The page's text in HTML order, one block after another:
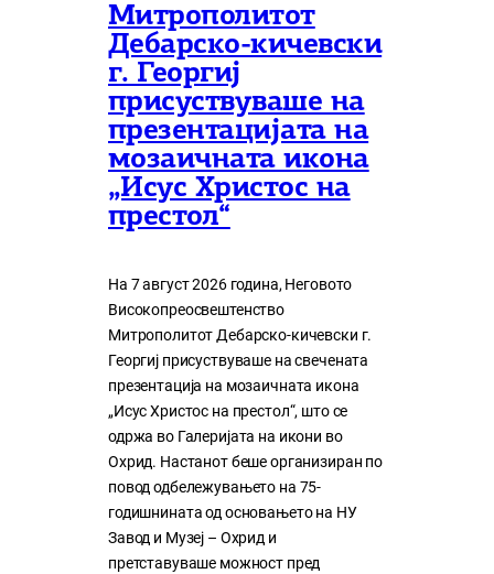
Митрополитот
Дебарско-кичевски
г. Георгиј
присуствуваше на
презентацијата на
мозаичната икона
„Исус Христос на
престол“
На 7 август 2026 година, Неговото
Високопреосвештенство
Митрополитот Дебарско-кичевски г.
Георгиј присуствуваше на свечената
презентација на мозаичната икона
„Исус Христос на престол“, што се
одржа во Галеријата на икони во
Охрид. Настанот беше организиран по
повод одбележувањето на 75-
годишнината од основањето на НУ
Завод и Музеј – Охрид и
претставуваше можност пред